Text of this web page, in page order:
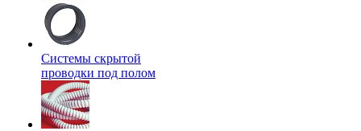
Системы скрытой
проводки под полом